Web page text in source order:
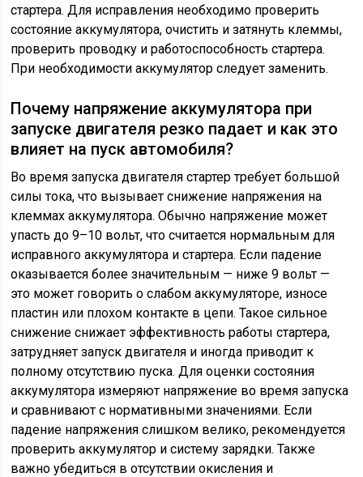
стартера. Для исправления необходимо проверить
состояние аккумулятора, очистить и затянуть клеммы,
проверить проводку и работоспособность стартера.
При необходимости аккумулятор следует заменить.
Почему напряжение аккумулятора при
запуске двигателя резко падает и как это
влияет на пуск автомобиля?
Во время запуска двигателя стартер требует большой
силы тока, что вызывает снижение напряжения на
клеммах аккумулятора. Обычно напряжение может
упасть до 9–10 вольт, что считается нормальным для
исправного аккумулятора и стартера. Если падение
оказывается более значительным — ниже 9 вольт —
это может говорить о слабом аккумуляторе, износе
пластин или плохом контакте в цепи. Такое сильное
снижение снижает эффективность работы стартера,
затрудняет запуск двигателя и иногда приводит к
полному отсутствию пуска. Для оценки состояния
аккумулятора измеряют напряжение во время запуска
и сравнивают с нормативными значениями. Если
падение напряжения слишком велико, рекомендуется
проверить аккумулятор и систему зарядки. Также
важно убедиться в отсутствии окисления и